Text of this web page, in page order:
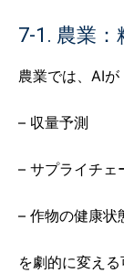
7-1. 農業
農業では、AIが
– 収量予測
– サプライチェ
– 作物の健康状
を劇的に変え